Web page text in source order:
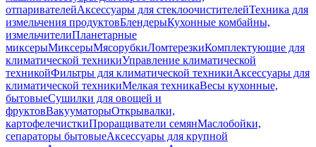
отпаривателейАксессуары для стеклоочистителейТехника для
измельчения продуктовБлендерыКухонные комбайны,
измельчителиПланетарные
миксерыМиксерыМясорубкиЛомтерезкиКомплектующие для
климатической техникиУправление климатической
техникойФильтры для климатической техникиАксессуары для
климатической техникиМелкая техникаВесы кухонные,
бытовыеСушилки для овощей и
фруктовВакууматорыОткрывалки,
картофелечисткиПроращиватели семянМаслобойки,
сепараторы бытовыеАксессуары для крупной